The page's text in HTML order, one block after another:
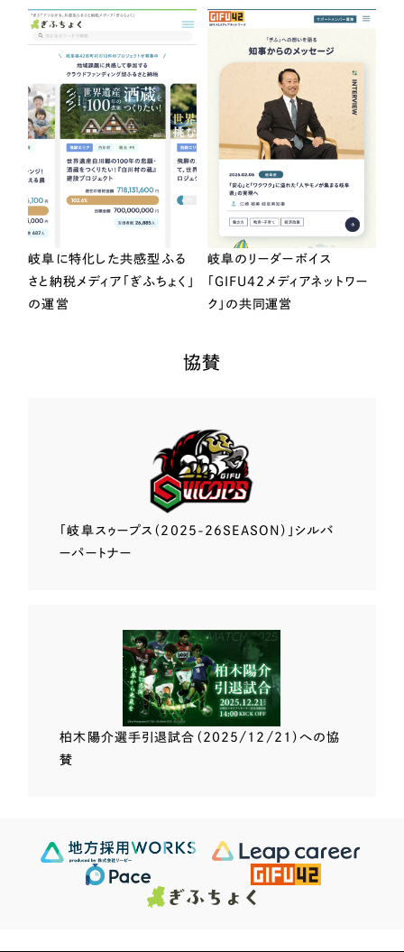
岐阜に特化した共感型ふる
さと納税メディア「ぎふちょく」
の運営
岐阜のリーダーボイス
「GIFU42メディアネットワー
ク」の共同運営
協賛
「岐阜スゥープス （2025-26SEASON）」 シルバ
ーパートナー
柏木陽介選手引退試合（2025/12/21）への協
賛